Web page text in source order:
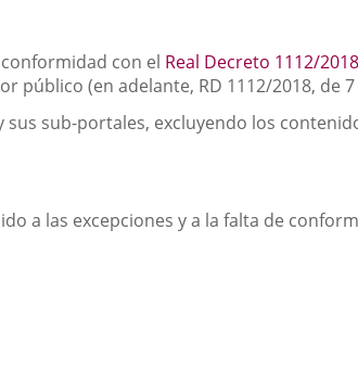
con el Real Decreto 1112/
público (en adelante, RD 1112/2018, de
sus sub-portales, excluyendo los
a las excepciones y a la falta de